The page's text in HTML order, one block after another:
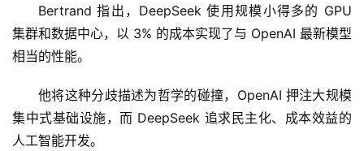
Bertrand 指出，DeepSeek 使用规模小得多的 GPU
集群和数据中心，以 3% 的成本实现了与 OpenAI 最新模型
相当的性能。
他将这种分歧描述为哲学的碰撞，OpenAI 押注大规模
集中式基础设施，而 DeepSeek 追求民主化、成本效益的
人工智能开发。